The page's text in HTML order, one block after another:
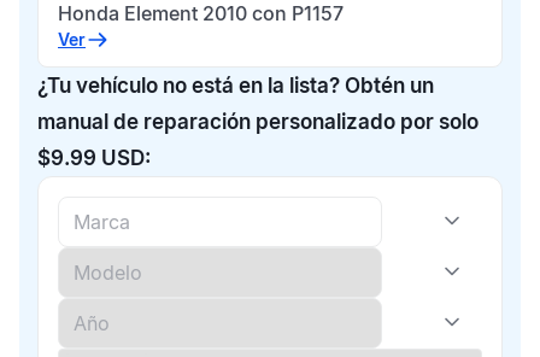
Honda Element 2010 con P1157
Ver
¿Tu vehículo no está en la lista? Obtén un
manual de reparación personalizado por solo
$9.99 USD: